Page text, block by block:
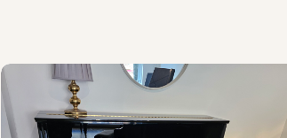
August Förster Klavier Modell 125 G